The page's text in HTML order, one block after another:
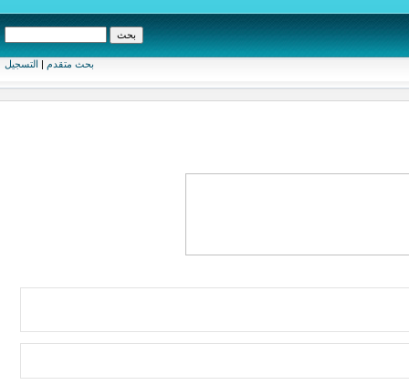
بحث متقدم | التسجيل